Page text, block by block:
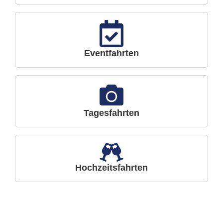
Eventfahrten
Tagesfahrten
Hochzeitsfahrten